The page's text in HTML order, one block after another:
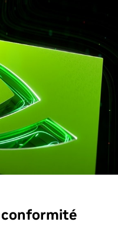
conformité